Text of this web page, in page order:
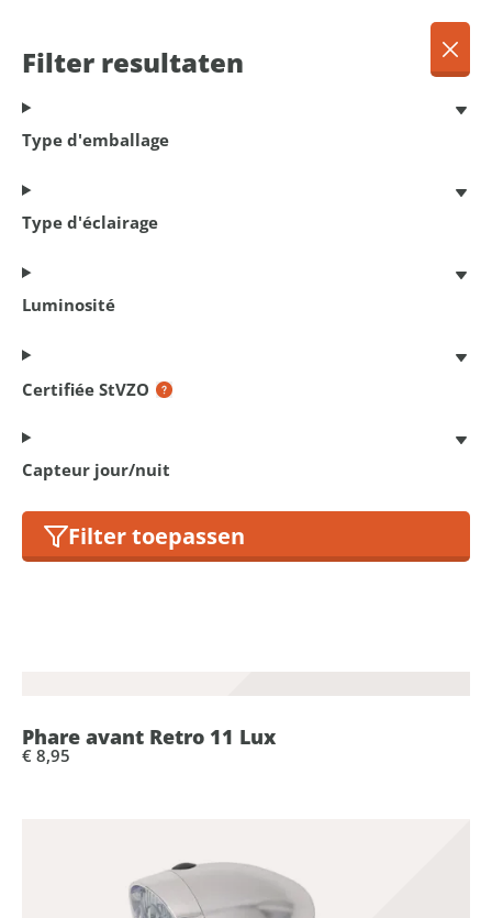
Menu
Phares avant
29
Filter resultaten
Type d'emballage
Type d'éclairage
Luminosité
Certifiée StVZO
Capteur jour/nuit
Filter toepassen
Phare avant Retro 11 Lux
€ 8,95